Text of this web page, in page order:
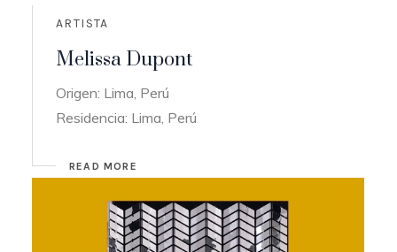
ARTISTA
Melissa Dupont
Origen: Lima, Perú
Residencia: Lima, Perú
READ MORE